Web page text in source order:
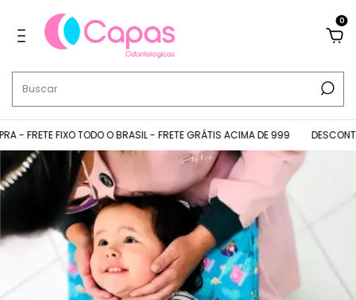
0
FRETE FIXO TODO O BRASIL - FRETE GRÁTIS ACIMA DE 999